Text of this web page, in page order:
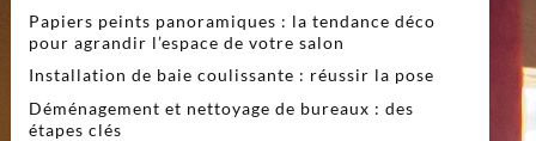
Papiers peints panoramiques : la tendance déco
pour agrandir l’espace de votre salon
Installation de baie coulissante : réussir la pose
Déménagement et nettoyage de bureaux : des
étapes clés